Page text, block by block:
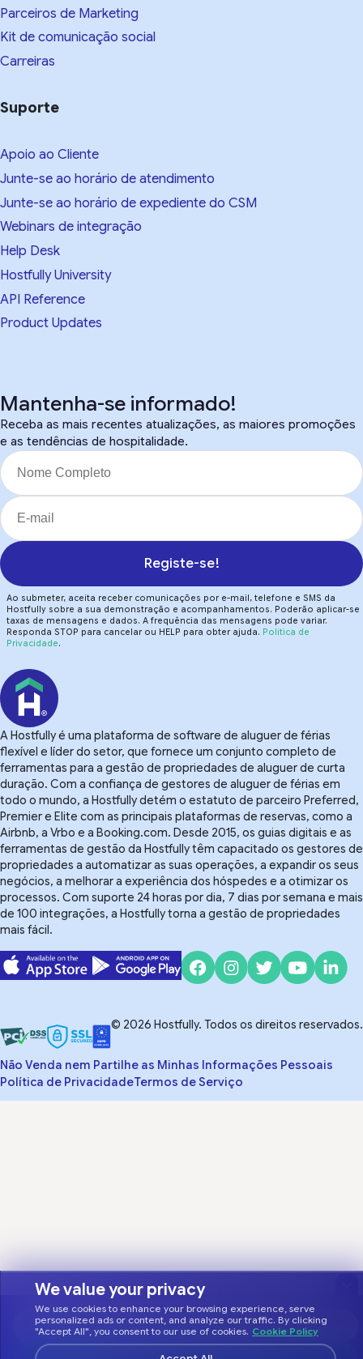
We value your privacy
We use cookies to enhance your browsing experience, serve
personalized ads or content, and analyze our traffic. By clicking
"Accept All", you consent to our use of cookies. Cookie Policy
Parceiros de Marketing
Kit de comunicação social
Carreiras
Suporte
Apoio ao Cliente
Junte-se ao horário de atendimento
Junte-se ao horário de expediente do CSM
Webinars de integração
Help Desk
Hostfully University
API Reference
Product Updates
Mantenha-se informado!
Receba as mais recentes atualizações, as maiores promoções
e as tendências de hospitalidade.
Registe-se!
Ao submeter, aceita receber comunicações por e-mail, telefone e SMS da
Hostfully sobre a sua demonstração e acompanhamentos. Poderão aplicar-se
taxas de mensagens e dados. A frequência das mensagens pode variar.
Responda STOP para cancelar ou HELP para obter ajuda. Política de
Privacidade.
A Hostfully é uma plataforma de software de aluguer de férias
flexível e líder do setor, que fornece um conjunto completo de
ferramentas para a gestão de propriedades de aluguer de curta
duração. Com a confiança de gestores de aluguer de férias em
todo o mundo, a Hostfully detém o estatuto de parceiro Preferred,
Premier e Elite com as principais plataformas de reservas, como a
Airbnb, a Vrbo e a Booking.com. Desde 2015, os guias digitais e as
ferramentas de gestão da Hostfully têm capacitado os gestores de
propriedades a automatizar as suas operações, a expandir os seus
negócios, a melhorar a experiência dos hóspedes e a otimizar os
processos. Com suporte 24 horas por dia, 7 dias por semana e mais
de 100 integrações, a Hostfully torna a gestão de propriedades
mais fácil.
© 2026 Hostfully. Todos os direitos reservados.
Não Venda nem Partilhe as Minhas Informações Pessoais
Política de PrivacidadeTermos de Serviço